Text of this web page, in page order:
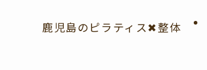
鹿児島のピラティス✖︎整体